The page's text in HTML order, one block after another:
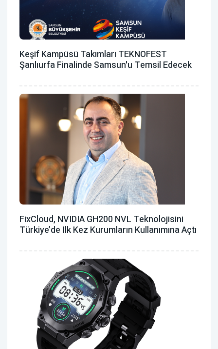
Keşif Kampüsü Takımları TEKNOFEST
Şanlıurfa Finalinde Samsun'u Temsil Edecek
FixCloud, NVIDIA GH200 NVL Teknolojisini
Türkiye’de Ilk Kez Kurumların Kullanımına Açtı